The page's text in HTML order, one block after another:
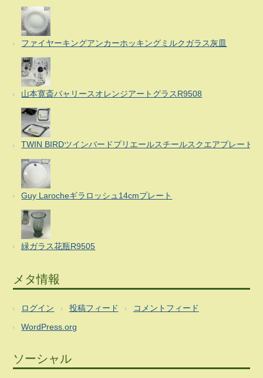
ファイヤーキングアンカーホッキングミルクガラス灰皿
山本寛斎バャリースオレンジアートグラスR9508
TWIN BIRDツインバードプリエールスチールスクエアプレート
Guy Larocheギラロッシュ14cmプレート
緑ガラス花瓶R9505
メタ情報
ログイン 投稿フィード コメントフィード
WordPress.org
ソーシャル